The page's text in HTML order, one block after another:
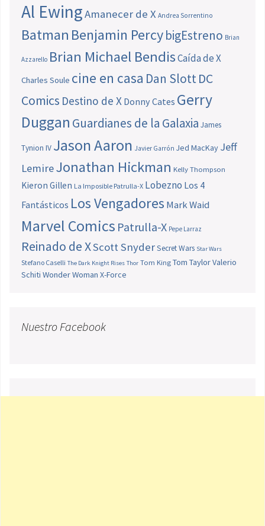
Al EwingAmanecer de X Andrea Sorrentino
Batman Benjamin PercybigEstreno Brian
Azzarello Brian Michael BendisCaída de X
Charles Soule cine en casa Dan SlottDC
Comics Destino de X Donny Cates Gerry
Duggan Guardianes de la Galaxia James
Tynion IV Jason Aaron Javier Garrón Jed MacKay Jeff
LemireJonathan Hickman Kelly Thompson
Kieron Gillen La Imposible Patrulla-X Lobezno Los 4
Fantásticos Los Vengadores Mark Waid
Marvel Comics Patrulla-X Pepe Larraz
Reinado de XScott SnyderSecret Wars Star Wars
Stefano Caselli The Dark Knight Rises Thor Tom King Tom TaylorValerio
Schiti Wonder Woman X-Force
Nuestro Facebook